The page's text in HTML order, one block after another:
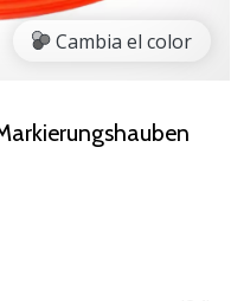
Cambia el color